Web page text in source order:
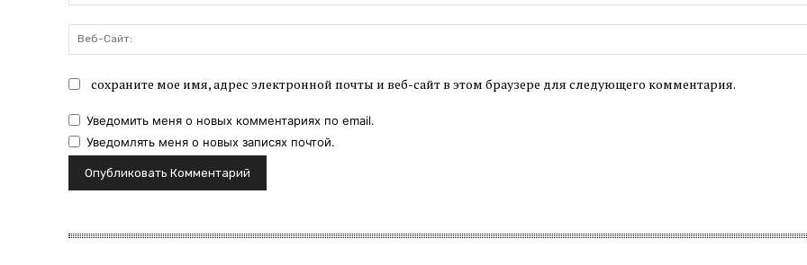
сохраните мое имя, адрес электронной почты и веб-сайт в этом браузере для следующего комментария.
Уведомить меня о новых комментариях по email.
Уведомлять меня о новых записях почтой.